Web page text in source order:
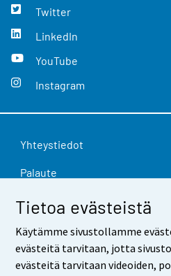
Tietoa evästeistä
Käytämme sivustollamme
evästeitä tarvitaan, jotta
evästeitä tarvitaan videoiden,
Twitter
LinkedIn
YouTube
Instagram
Yhteystiedot
Palaute
Käyttöehdot
Tietosuoja
Saavutettavuus